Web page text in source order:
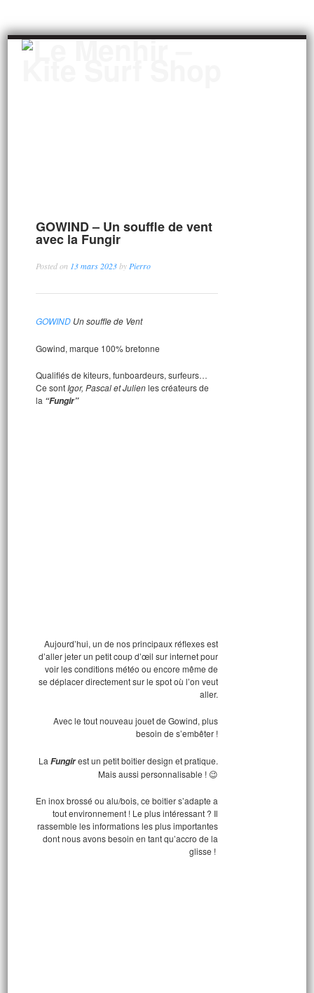
GOWIND – Un souffle de vent
avec la Fungir
Posted on 13 mars 2023by Pierro
GOWIND Un souffle de Vent
Gowind, marque 100% bretonne
Qualifiés de kiteurs, funboardeurs, surfeurs…
Ce sont Igor, Pascal et Julienles créateurs de
la “Fungir”
Aujourd’hui, un de nos principaux réflexes est
d’aller jeter un petit coup d’œil sur internet pour
voir les conditions météo ou encore même de
se déplacer directement sur le spot où l’on veut
aller.
Avec le tout nouveau jouet de Gowind, plus
besoin de s’embêter !
La Fungirest un petit boitier design et pratique.
Mais aussi personnalisable ! 😉
En inox brossé ou alu/bois, ce boitier s’adapte a
tout environnement ! Le plus intéressant ? Il
rassemble les informations les plus importantes
dont nous avons besoin en tant qu’accro de la
glisse !